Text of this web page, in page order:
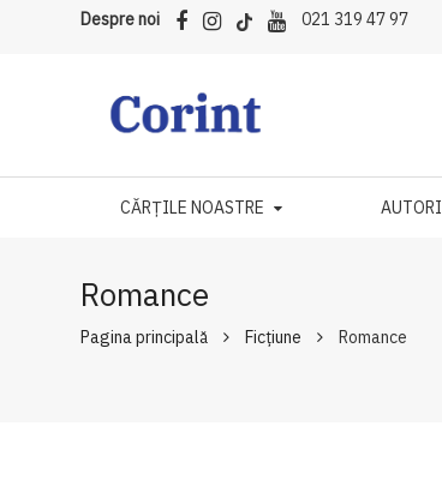
Despre noi 021 319 47 97
CĂRȚILE NOASTRE AUTORI
Romance
Pagina principală Ficțiune Romance